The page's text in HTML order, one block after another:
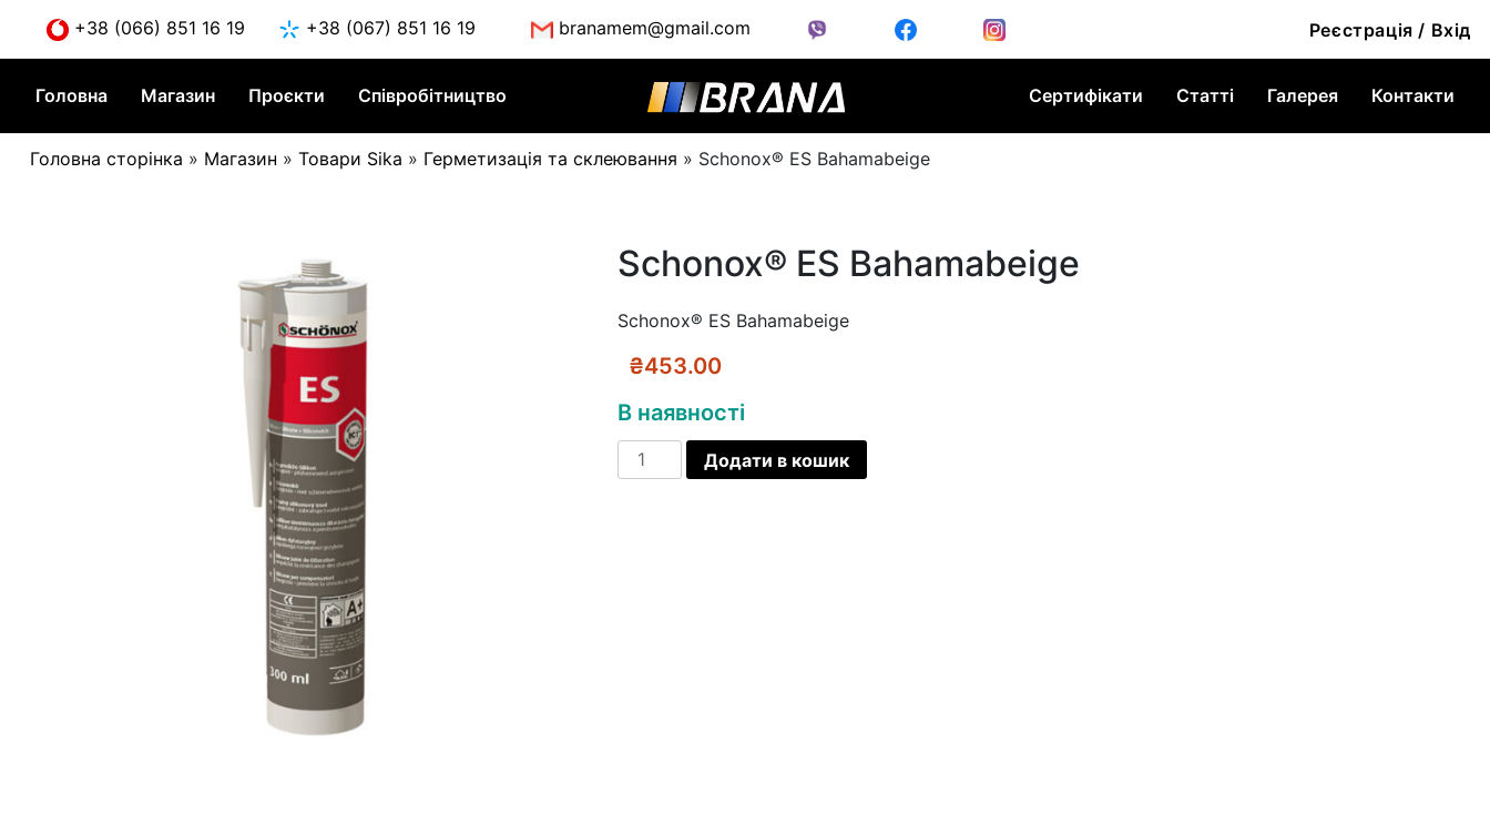
content
+38 (066) 851 16 19 +38 (067) 851 16 19 branamem@gmail.com Реєстрація / Вхід
Головна Магазин Проєкти Співробітництво Сертифікати Статті Галерея Контакти
Головна сторінка » Магазин » Товари Sika » Герметизація та склеювання » Schonox® ES Bahamabeige
Schonox® ES Bahamabeige
Schonox® ES Bahamabeige
₴453.00
В наявності
Schonox®
ES
Додати в кошик